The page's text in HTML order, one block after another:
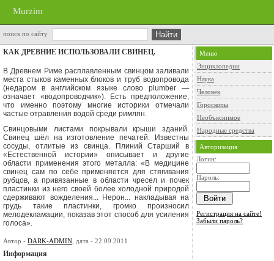
Murzim
поиск по сайту
КАК ДРЕВНИЕ ИСПОЛЬЗОВАЛИ СВИНЕЦ.
В Древнем Риме расплавленным свинцом заливали
места стыков каменных блоков и труб водопровода
(недаром в английском языке слово plumber—
означает «водопроводчик»). Есть предположение,
что именно поэтому мно­гие историки отмечали
частые отравления водой среди римлян.
Свинцовыми листами покрывали крыши зданий.
Свинец шёл на изго­товление печатей. Известны
сосуды, отлитые из свинца. Плиний Старший в
«Естественной истории» описывает и другие
области применения это­го металла: «В медицине
свинец сам по себе применяется для стягивания
рубцов, а привязанные в области чресел и почек
пластинки из него сво­ей более холодной природой
сдерживают вожделения... Нерон... накла­дывая на
грудь такие пластинки, громко произносил
мелодекламации, по­казав этот способ для усиления
голоса».
Автор - DARK-ADMIN , дата - 22.09.2011
Информация
Меню
Энциклопедии
Наука
Человек
Гороскопы
Необъяснимое
Народные средства
Авторизация
Логин:
Пароль:
Регистрация на сайте!
Забыли пароль?